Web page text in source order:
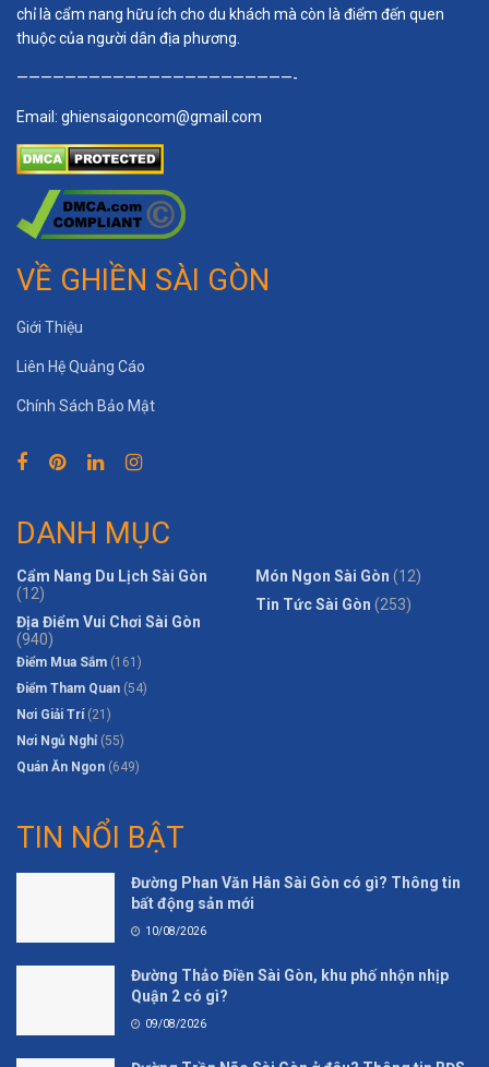
chỉ là cẩm nang hữu ích cho du khách mà còn là điểm đến quen
thuộc của người dân địa phương.
———————————————————————-
Email: ghiensaigoncom@gmail.com
VỀ GHIỀN SÀI GÒN
Giới Thiệu
Liên Hệ Quảng Cáo
Chính Sách Bảo Mật
DANH MỤC
Cẩm Nang Du Lịch Sài Gòn
(12)
Địa Điểm Vui Chơi Sài Gòn
(940)
Điểm Mua Sắm (161)
Điểm Tham Quan (54)
Nơi Giải Trí (21)
Nơi Ngủ Nghỉ (55)
Quán Ăn Ngon (649)
Món Ngon Sài Gòn (12)
Tin Tức Sài Gòn (253)
TIN NỔI BẬT
Đường Phan Văn Hân Sài Gòn có gì? Thông tin
bất động sản mới
10/08/2026
Đường Thảo Điền Sài Gòn, khu phố nhộn nhịp
Quận 2 có gì?
09/08/2026